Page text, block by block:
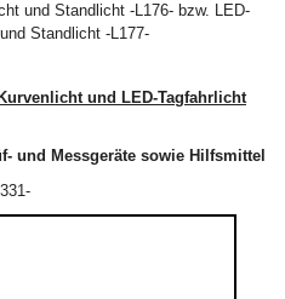
und Standlicht -L176- bzw. LED-
Standlicht -L177-
und LED-Tagfahrlicht
und Messgeräte sowie Hilfsmittel